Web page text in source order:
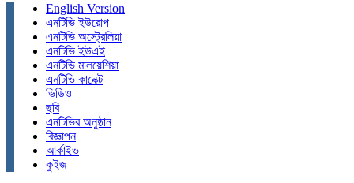
English Version
এনটিভি ইউরোপ
এনটিভি অস্ট্রেলিয়া
এনটিভি ইউএই
এনটিভি মালয়েশিয়া
এনটিভি কানেক্ট
ভিডিও
ছবি
এনটিভির অনুষ্ঠান
বিজ্ঞাপন
আর্কাইভ
কুইজ